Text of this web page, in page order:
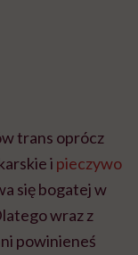
trans oprócz
i pieczywo
się bogatej w
wraz z
powinieneś